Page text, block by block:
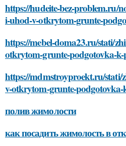
https://hudeite-bez-problem.ru/
i-uhod-v-otkrytom-grunte-
https://mebel-doma23.ru/stati/
otkrytom-grunte-podgotovka-k-
https://mdmstroyproekt.ru/stati/
v-otkrytom-grunte-podgotovka-
полив жимолости
как посадить жимолость в